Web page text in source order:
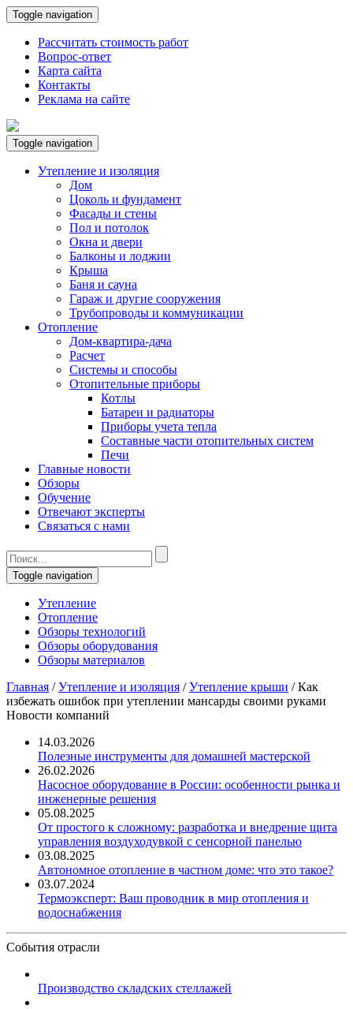
Toggle navigation
Рассчитать стоимость работ
Вопрос-ответ
Карта сайта
Контакты
Реклама на сайте
Toggle navigation
Утепление и изоляция
Дом
Цоколь и фундамент
Фасады и стены
Пол и потолок
Окна и двери
Балконы и лоджии
Крыша
Баня и сауна
Гараж и другие сооружения
Трубопроводы и коммуникации
Отопление
Дом-квартира-дача
Расчет
Системы и способы
Отопительные приборы
Котлы
Батареи и радиаторы
Приборы учета тепла
Составные части отопительных систем
Печи
Главные новости
Обзоры
Обучение
Отвечают эксперты
Связаться с нами
Toggle navigation
Утепление
Отопление
Обзоры технологий
Обзоры оборудования
Обзоры материалов
Главная /Утепление и изоляция /Утепление крыши /Как
избежать ошибок при утеплении мансарды своими руками
Новости компаний
14.03.2026
Полезные инструменты для домашней мастерской
26.02.2026
Насосное оборудование в России: особенности рынка и
инженерные решения
05.08.2025
От простого к сложному: разработка и внедрение щита
управления воздуходувкой с сенсорной панелью
03.08.2025
Автономное отопление в частном доме: что это такое?
03.07.2024
Термоэксперт: Ваш проводник в мир отопления и
водоснабжения
События отрасли
Производство складских стеллажей